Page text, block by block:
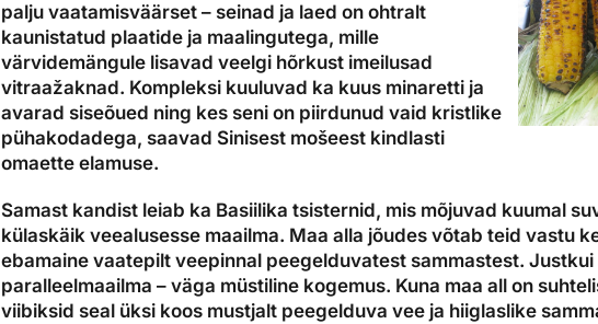
palju vaatamisväärset – seinad ja laed on ohtralt
kaunistatud plaatide ja maalingutega, mille
värvidemängule lisavad veelgi hõrkust imeilusad
vitraažaknad. Kompleksi kuuluvad ka kuus minaretti ja
avarad siseõued ning kes seni on piirdunud vaid kristlike
pühakodadega, saavad Sinisest mošeest kindlasti
omaette elamuse.
Samast kandist leiab ka Basiilika tsisternid, mis mõjuvad kuumal
külaskäik veealusesse maailma. Maa alla jõudes võtab teid vastu
ebamaine vaatepilt veepinnal peegelduvatest sammastest.
paralleelmaailma – väga müstiline kogemus. Kuna maa all on
viibiksid seal üksi koos mustjalt peegelduva vee ja hiiglaslike